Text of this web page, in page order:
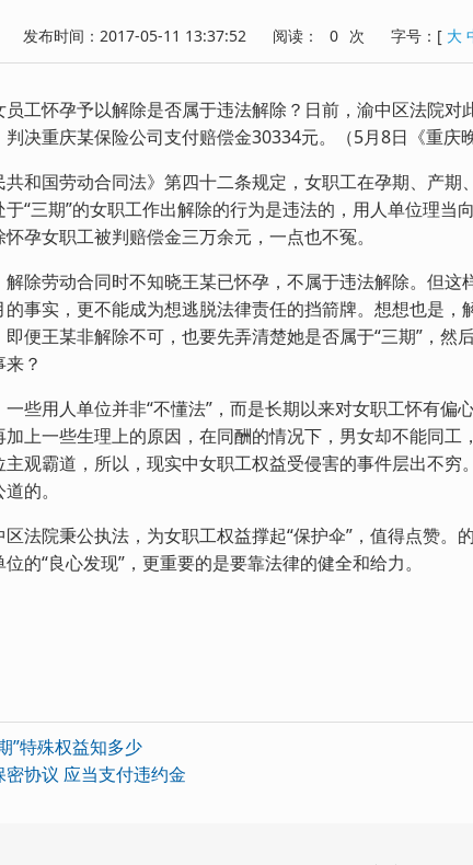
发布时间：2017-05-11 13:37:52 阅读： 0 次 字号： [ 大
怀孕予以解除是否属于违法解除？日前，渝中区法院对
决重庆某保险公司支付赔偿金30334元。（5月8日《重庆
国劳动合同法》第四十二条规定，女职工在孕期、产期
“三期”的女职工作出解除的行为是违法的，用人单位理当
孕女职工被判赔偿金三万余元，一点也不冤。
劳动合同时不知晓王某已怀孕，不属于违法解除。但这
事实，更不能成为想逃脱法律责任的挡箭牌。想想也是，
便王某非解除不可，也要先弄清楚她是否属于“三期”，然
？
用人单位并非“不懂法”，而是长期以来对女职工怀有偏
上一些生理上的原因，在同酬的情况下，男女却不能同工
观霸道，所以，现实中女职工权益受侵害的事件层出不穷
的。
院秉公执法，为女职工权益撑起“保护伞”，值得点赞。
的“良心发现”，更重要的是要靠法律的健全和给力。
”特殊权益知多少
密协议 应当支付违约金